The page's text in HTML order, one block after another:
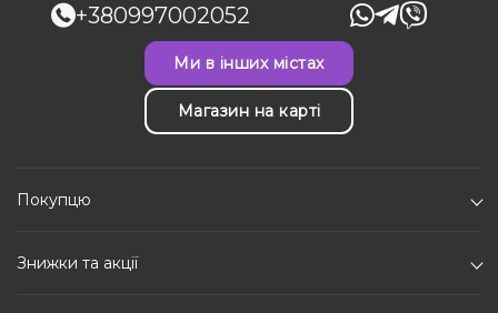
+380997002052
Ми в інших містах
Магазин на карті
Покупцю
Знижки та акції